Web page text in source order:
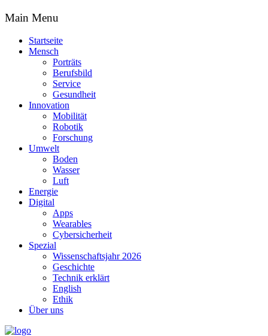
Main Menu
Startseite
Mensch
Porträts
Berufsbild
Service
Gesundheit
Innovation
Mobilität
Robotik
Forschung
Umwelt
Boden
Wasser
Luft
Energie
Digital
Apps
Wearables
Cybersicherheit
Spezial
Wissenschaftsjahr 2026
Geschichte
Technik erklärt
English
Ethik
Über uns